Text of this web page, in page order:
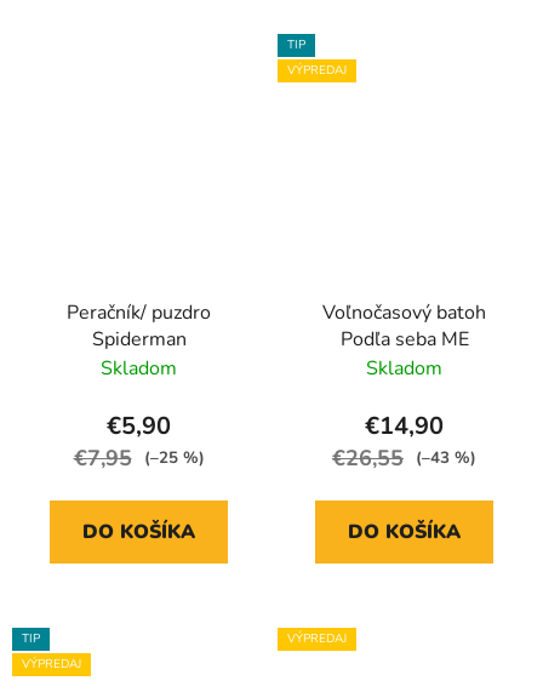
Peračník/ puzdro
Spiderman
Skladom
€5,90
€7,95 (–25 %)
DO KOŠÍKA
TIP
VÝPREDAJ
Voľnočasový batoh
Podľa seba ME
Skladom
€14,90
€26,55 (–43 %)
DO KOŠÍKA
TIP
VÝPREDAJ
VÝPREDAJ